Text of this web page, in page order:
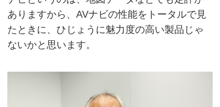
ありますから、AVナビの性能をトータルで見
たときに、ひじょうに魅力度の高い製品じゃ
ないかと思います。